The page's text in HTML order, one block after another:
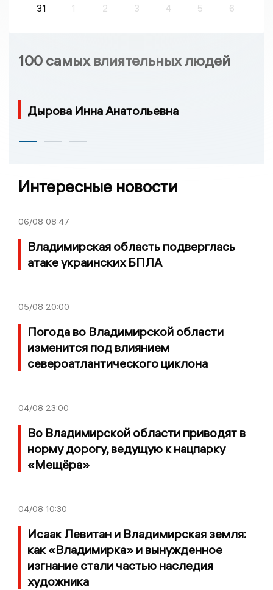
31 1 2 3 4 5 6
100 самых влиятельных людей
Дырова Инна Анатольевна
Интересные новости
06/08 08:47
Владимирская область подверглась
атаке украинских БПЛА
05/08 20:00
Погода во Владимирской области
изменится под влиянием
североатлантического циклона
04/08 23:00
Во Владимирской области приводят в
норму дорогу, ведущую к нацпарку
«Мещёра»
04/08 10:30
Исаак Левитан и Владимирская земля:
как «Владимирка» и вынужденное
изгнание стали частью наследия
художника